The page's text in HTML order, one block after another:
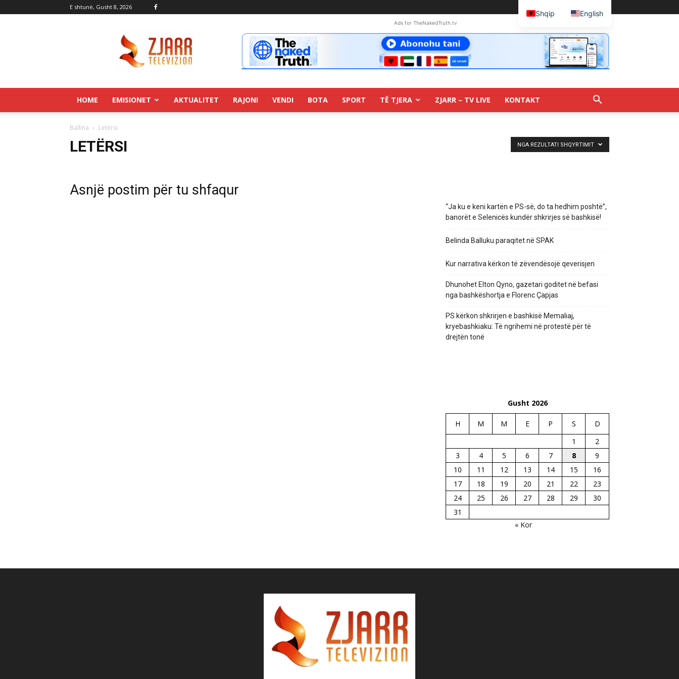
E shtunë, Gusht 8, 2026
Ads for TheNakedTruth.tv
HOME EMISIONET AKTUALITET RAJONI VENDI BOTA SPORT TË TJERA ZJARR – TV LIVE KONTAKT
Ballina Letërsi
LETËRSI NGA REZULTATI SHQYRTIMIT
Asnjë postim për tu shfaqur
“Ja ku e keni kartën e PS-së, do ta hedhim poshtë”,
banorët e Selenicës kundër shkrirjes së bashkisë!
Belinda Balluku paraqitet në SPAK
Kur narrativa kërkon të zëvendësojë qeverisjen
Dhunohet Elton Qyno, gazetari goditet në befasi
nga bashkëshortja e Florenc Çapjas
PS kërkon shkrirjen e bashkisë Memaliaj,
kryebashkiaku: Të ngrihemi në protestë për të
drejtën tonë
Gusht 2026
H M M E P S
D
1
2
3
4 5 6 7 8
9
10
11 12 13 14 15
16
17
18 19 20 21 22
23
24
25 26 27 28 29
30
31
« Kor
Shqip English